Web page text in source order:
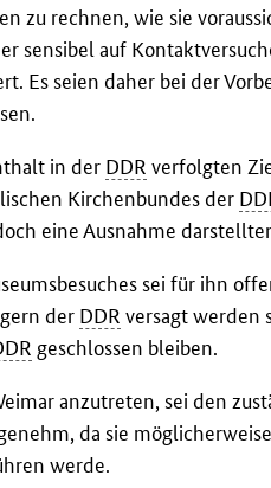
zu rechnen, wie sie
sensibel auf
Es seien daher bei der
in der DDR verfolgten
Kirchenbundes der
eine Ausnahme
sei für ihn
der DDR versagt werden
geschlossen bleiben.
anzutreten, sei den
da sie
werde.